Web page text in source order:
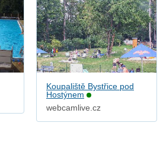
Koupaliště Bystřice pod
Hostýnem
webcamlive.cz